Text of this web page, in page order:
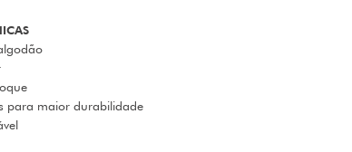
para maior durabilidade